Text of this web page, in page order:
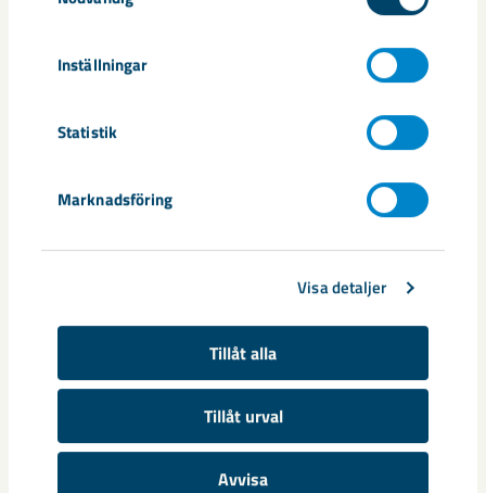
Inställningar
Statistik
Marknadsföring
Visa detaljer
Tillåt alla
Tillåt urval
Avvisa
Handbollstalanger upptäckte en
annan sida av Kiruna
Kirunaborna fick under helgen uppleva handboll på hög nivå
när ungdomslandslag från Sverige, Norge, Portugal och